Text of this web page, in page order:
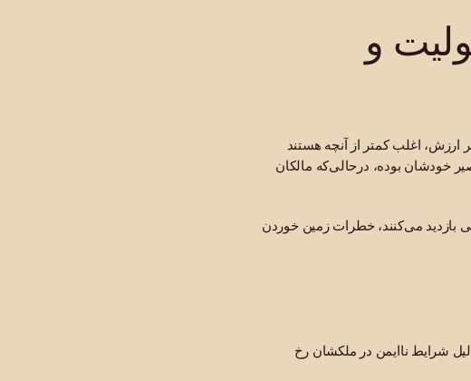
و
اغلب کمتر از آنچه هستند
خودشان بوده، درحالی‌که مالکان
بازدید می‌کنند، خطرات زمین خوردن
شرایط ناایمن در ملکشان رخ